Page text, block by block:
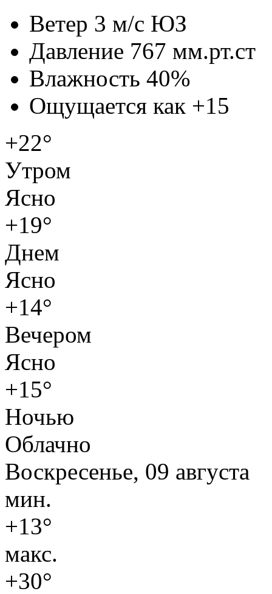
Ветер 3 м/с ЮЗ
Давление 767 мм.рт.ст
Влажность 40%
Ощущается как +15
+22°
Утром
Ясно
+19°
Днем
Ясно
+14°
Вечером
Ясно
+15°
Ночью
Облачно
Воскресенье, 09 августа
мин.
+13°
макс.
+30°